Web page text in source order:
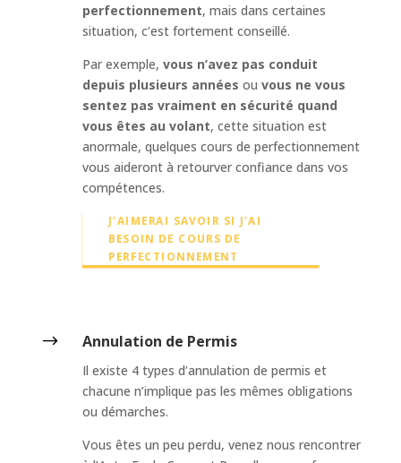
perfectionnement, mais dans certaines
situation, c’est fortement conseillé.
Par exemple, vous n’avez pas conduit
depuis plusieurs années ou vous ne vous
sentez pas vraiment en sécurité quand
vous êtes au volant, cette situation est
anormale, quelques cours de perfectionnement
vous aideront à retourver confiance dans vos
compétences.
J'AIMERAI SAVOIR SI J'AI
BESOIN DE COURS DE
PERFECTIONNEMENT
$ Annulation de Permis
Il existe 4 types d’annulation de permis et
chacune n’implique pas les mêmes obligations
ou démarches.
Vous êtes un peu perdu, venez nous rencontrer